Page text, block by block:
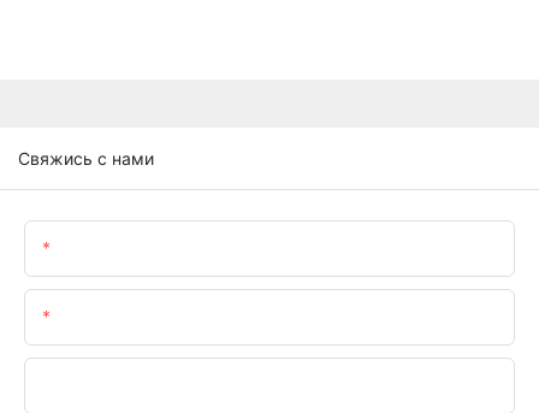
Свяжись с нами